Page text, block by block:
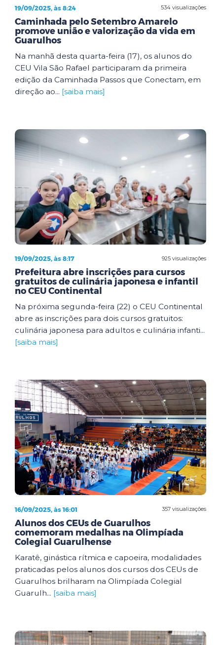
534 visualizações
19/09/2025, às 8:24
Caminhada pelo Setembro Amarelo
promove união e valorização da vida em
Guarulhos
Na manhã desta quarta-feira (17), os alunos do
CEU Vila São Rafael participaram da primeira
edição da Caminhada Passos que Conectam, em
direção ao... [saiba mais]
925 visualizações
19/09/2025, às 8:17
Prefeitura abre inscrições para cursos
gratuitos de culinária japonesa e infantil
no CEU Continental
Na próxima segunda-feira (22) o CEU Continental
abre as inscrições para dois cursos gratuitos:
culinária japonesa para adultos e culinária infanti...
[saiba mais]
357 visualizações
16/09/2025, às 16:01
Alunos dos CEUs de Guarulhos
comemoram medalhas na Olimpíada
Colegial Guarulhense
Karatê, ginástica rítmica e capoeira, modalidades
praticadas pelos alunos dos cursos dos CEUs de
Guarulhos brilharam na Olimpíada Colegial
Guarulh... [saiba mais]